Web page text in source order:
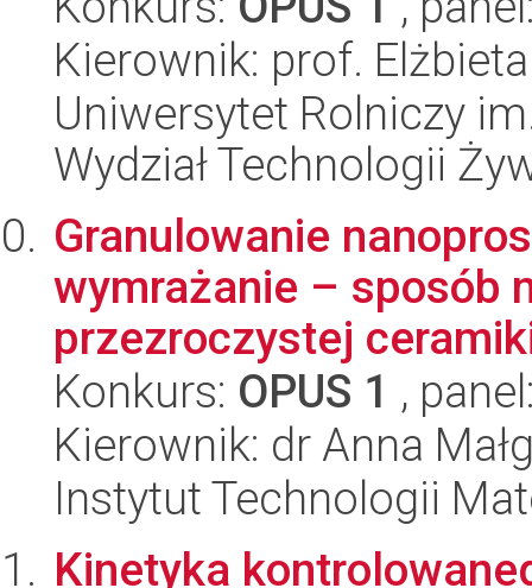
Kierownik: prof.
Uniwersytet Rolniczy
Wydział Technologii
Granulowanie
wymrażanie – sposób
przezroczystej
Konkurs: OPUS 1 ,
Kierownik: dr Anna
Instytut Technologii
Kinetyka